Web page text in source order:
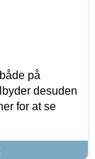
på
desuden
for at se